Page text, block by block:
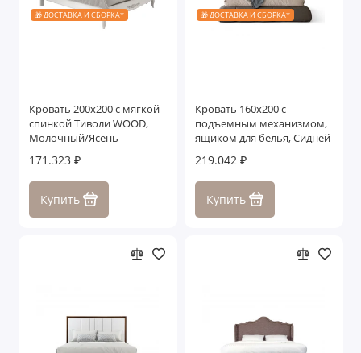
🎁 ДОСТАВКА И СБОРКА*
Кровать 200x200 с мягкой
спинкой Тиволи WOOD,
Молочный/Ясень
171.323 ₽
Купить
🎁 ДОСТАВКА И СБОРКА*
Кровать 160x200 с
подъемным механизмом,
ящиком для белья, Сидней
219.042 ₽
Купить